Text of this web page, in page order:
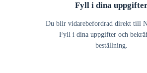
Fyll i dina
Du blir vidarebefordrad direkt till
Fyll i dina uppgifter och
beställning.